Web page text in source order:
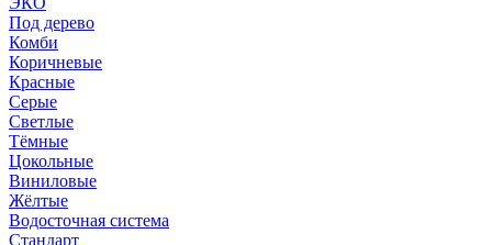
Под дерево
Комби
Коричневые
Красные
Серые
Светлые
Тёмные
Цокольные
Виниловые
Жёлтые
Водосточная система
Стандарт